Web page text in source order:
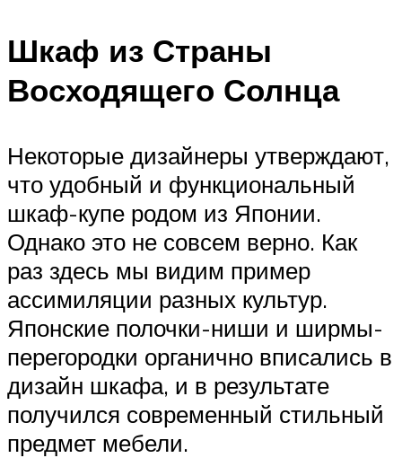
Шкаф из Страны
Восходящего Солнца
Некоторые дизайнеры утверждают,
что удобный и функциональный
шкаф-купе родом из Японии.
Однако это не совсем верно. Как
раз здесь мы видим пример
ассимиляции разных культур.
Японские полочки-ниши и ширмы-
перегородки органично вписались в
дизайн шкафа, и в результате
получился современный стильный
предмет мебели.